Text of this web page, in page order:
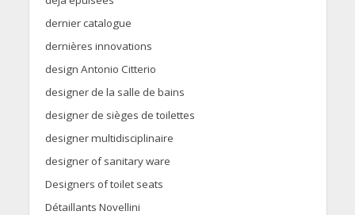
dernier catalogue
dernières innovations
design Antonio Citterio
designer de la salle de bains
designer de sièges de toilettes
designer multidisciplinaire
designer of sanitary ware
Designers of toilet seats
Détaillants Novellini